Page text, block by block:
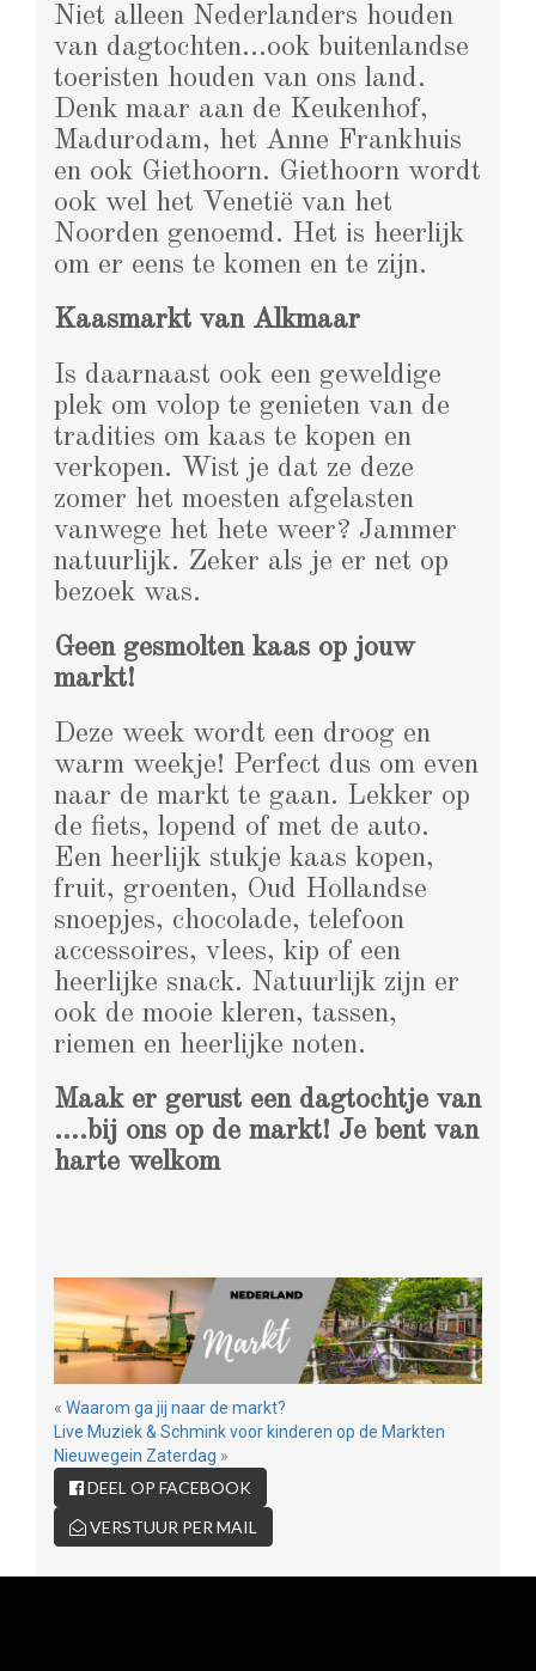
Niet alleen Nederlanders houden
van dagtochten…ook buitenlandse
toeristen houden van ons land.
Denk maar aan de Keukenhof,
Madurodam, het Anne Frankhuis
en ook Giethoorn. Giethoorn wordt
ook wel het Venetië van het
Noorden genoemd. Het is heerlijk
om er eens te komen en te zijn.
Kaasmarkt van Alkmaar
Is daarnaast ook een geweldige
plek om volop te genieten van de
tradities om kaas te kopen en
verkopen. Wist je dat ze deze
zomer het moesten afgelasten
vanwege het hete weer? Jammer
natuurlijk. Zeker als je er net op
bezoek was.
Geen gesmolten kaas op jouw
markt!
Deze week wordt een droog en
warm weekje! Perfect dus om even
naar de markt te gaan. Lekker op
de fiets, lopend of met de auto.
Een heerlijk stukje kaas kopen,
fruit, groenten, Oud Hollandse
snoepjes, chocolade, telefoon
accessoires, vlees, kip of een
heerlijke snack. Natuurlijk zijn er
ook de mooie kleren, tassen,
riemen en heerlijke noten.
Maak er gerust een dagtochtje van
….bij ons op de markt! Je bent van
harte welkom
« Waarom ga jij naar de markt?
Live Muziek & Schmink voor kinderen op de Markten
Nieuwegein Zaterdag »
DEEL OP FACEBOOK
VERSTUUR PER MAIL